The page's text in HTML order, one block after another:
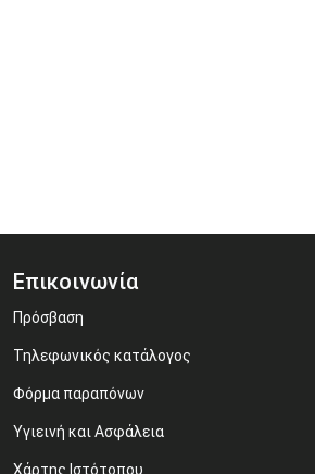
Επικοινωνία
Πρόσβαση
Τηλεφωνικός κατάλογος
Φόρμα παραπόνων
Υγιεινή και Ασφάλεια
Χάρτης Ιστότοπου